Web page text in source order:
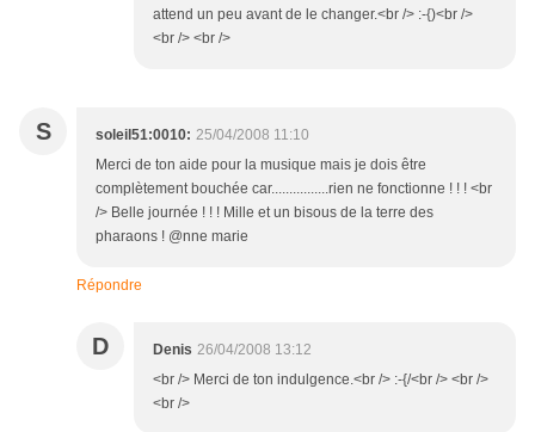
attend un peu avant de le changer.<br /> :-{)<br />
<br /> <br />
S soleil51:0010: 25/04/2008 11:10
Merci de ton aide pour la musique mais je dois être
complètement bouchée car................rien ne fonctionne ! ! ! <br
/> Belle journée ! ! ! Mille et un bisous de la terre des
pharaons ! @nne marie
Répondre
D Denis 26/04/2008 13:12
<br /> Merci de ton indulgence.<br /> :-{/<br /> <br />
<br />